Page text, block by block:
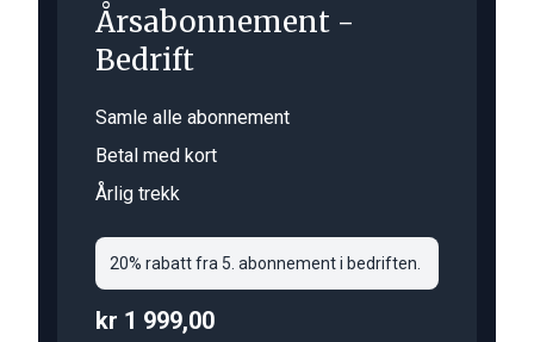
Årsabonnement -
Bedrift
Samle alle abonnement
Betal med kort
Årlig trekk
20% rabatt fra 5. abonnement i bedriften.
kr 1 999,00